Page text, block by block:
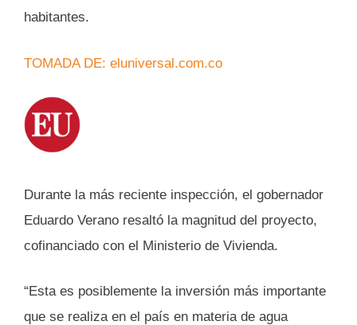
habitantes.
TOMADA DE: eluniversal.com.co
Durante la más reciente inspección, el gobernador
Eduardo Verano resaltó la magnitud del proyecto,
cofinanciado con el Ministerio de Vivienda.
“Esta es posiblemente la inversión más importante
que se realiza en el país en materia de agua